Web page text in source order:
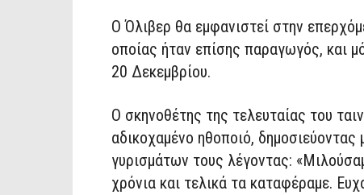
Ο Όλιβερ θα εμφανιστεί στην
οποίας ήταν επίσης παραγωγός, και
20 Δεκεμβρίου.
Ο σκηνοθέτης της τελευταίας του
αδικοχαμένο ηθοποιό,
γυρισμάτων τους λέγοντας:
χρόνια και τελικά τα καταφέραμε.